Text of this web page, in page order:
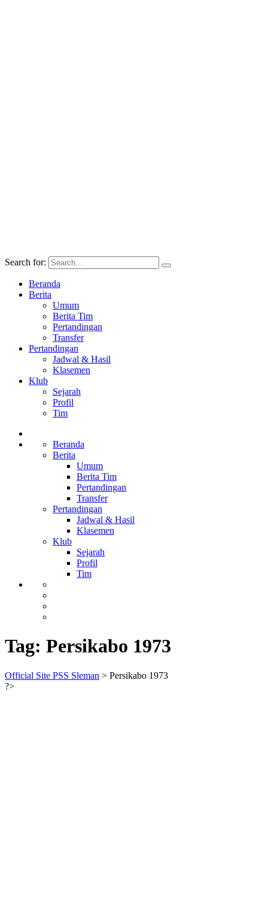
Search for:
Beranda
Berita
Umum
Berita Tim
Pertandingan
Transfer
Pertandingan
Jadwal & Hasil
Klasemen
Klub
Sejarah
Profil
Tim
Beranda
Berita
Umum
Berita Tim
Pertandingan
Transfer
Pertandingan
Jadwal & Hasil
Klasemen
Klub
Sejarah
Profil
Tim
Tag: Persikabo 1973
Official Site PSS Sleman > Persikabo 1973
?>